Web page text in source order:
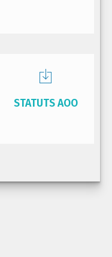
STATUTS AOO